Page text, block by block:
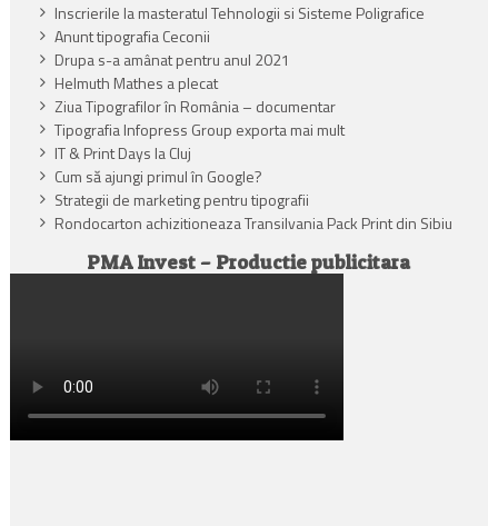
Inscrierile la masteratul Tehnologii si Sisteme Poligrafice
Anunt tipografia Ceconii
Drupa s-a amânat pentru anul 2021
Helmuth Mathes a plecat
Ziua Tipografilor în România – documentar
Tipografia Infopress Group exporta mai mult
IT & Print Days la Cluj
Cum să ajungi primul în Google?
Strategii de marketing pentru tipografii
Rondocarton achizitioneaza Transilvania Pack Print din Sibiu
PMA Invest – Productie publicitara